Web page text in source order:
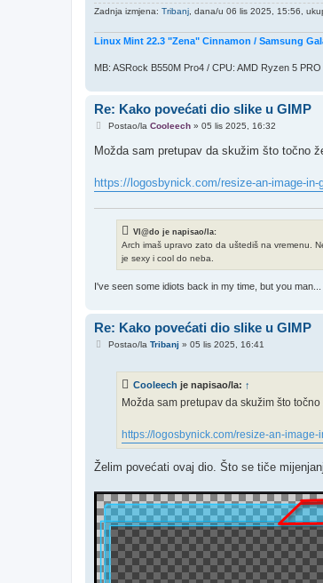
Zadnja izmjena: Tribanj , dana/u 06 lis 2025, 15:56,
Linux Mint 22.3 "Zena" Cinnamon / Samsung
MB: ASRock B550M Pro4 / CPU: AMD Ryzen 5
Re: Kako povećati dio slike u GIMP
P
s
t
Postao/la Cooleech» 05 lis 2025, 16:32
Možda sam pretupav da skužim što točno
https://logosbynick.com/resize-an-image-in-
Vl@do je napisao/la:
Arch imaš upravo zato da uštediš na vremenu.
je sexy i cool do neba.
I've seen some idiots back in my time, but you
Re: Kako povećati dio slike u GIMP
PPostao/la Tribanj » 05 lis 2025, 16:41
Cooleech je napisao/la: ↑
Možda sam pretupav da skužim što
https://logosbynick.com/resize-an-image-
Želim povećati ovaj dio. Što se tiče